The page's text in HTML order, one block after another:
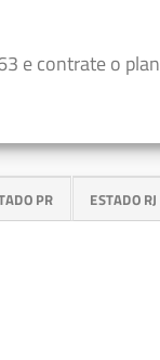
e contrate o
PR ESTADO RJ